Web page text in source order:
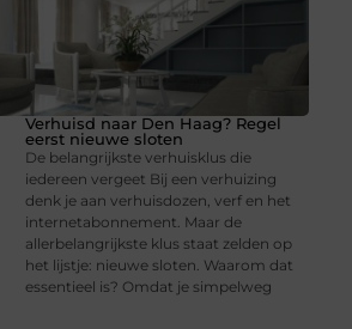
Verhuisd naar Den Haag? Regel
eerst nieuwe sloten
De belangrijkste verhuisklus die
iedereen vergeet Bij een verhuizing
denk je aan verhuisdozen, verf en het
internetabonnement. Maar de
allerbelangrijkste klus staat zelden op
het lijstje: nieuwe sloten. Waarom dat
essentieel is? Omdat je simpelweg